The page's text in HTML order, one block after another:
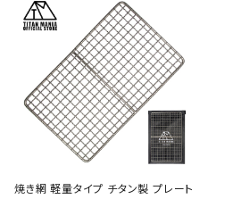
トドア キャンプ用品 収納袋付き
焼き網 軽量タイプ チタン製 プレート